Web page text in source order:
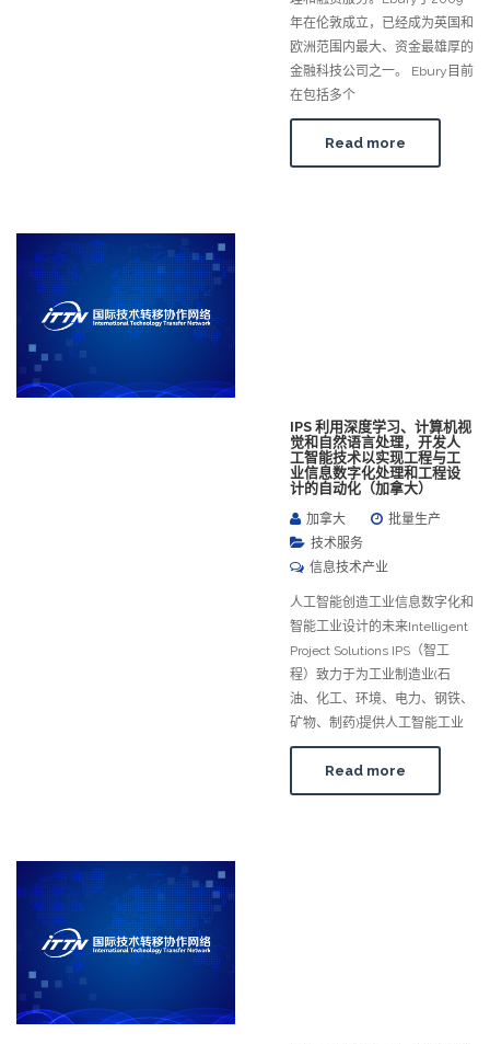
年在伦敦成立，已经成为英国和
欧洲范围内最大、资金最雄厚的
金融科技公司之一。 Ebury目前
在包括多个
Read more
IPS 利用深度学习、计算机视
觉和自然语言处理，开发人
工智能技术以实现工程与工
业信息数字化处理和工程设
计的自动化（加拿大）
加拿大
批量生产
技术服务
信息技术产业
人工智能创造工业信息数字化和
智能工业设计的未来Intelligent
Project Solutions IPS（智工
程）致力于为工业制造业(石
油、化工、环境、电力、钢铁、
矿物、制药)提供人工智能工业
Read more